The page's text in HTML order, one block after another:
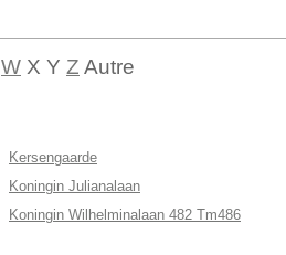
W X Y Z Autre
Kersengaarde
Koningin Julianalaan
Koningin Wilhelminalaan 482 Tm486